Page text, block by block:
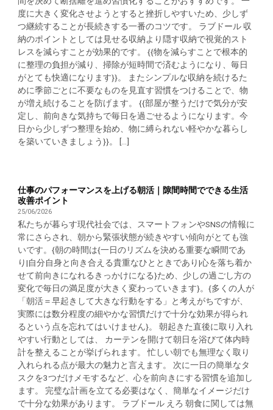
度に大きく変化させようとすると挫折しやすいため、少しず
つ継続することが長続きする一番のコツです。 ラブドール 収
納のポイントとしては見せる収納より隠す収納で視覚的スト
レスを減らすことが効果的です。 {{物を減らすことで根本的
に整理の負担が減り、掃除が短時間で済むようになり、毎日
がとても快適になります}}。 またシンプルな収納を続けるた
めに季節ごとに不要なものを見直す習慣をつけることで、物
が増え続けることを防げます。 {{部屋が整うだけで気分が安
定し、前向きな気持ちで毎日を過ごせるようになります。今
日から少しずつ整理を始め、物に縛られない軽やかな暮らし
を築いていきましょう}}。 [...]
仕事のパフォーマンスを上げる朝活｜隙間時間でできる生活
改善ポイント
25/06/2026
私たちが暮らす現代社会では、スマートフォンやSNSの情報に
常にさらされ、朝から緊張状態が続きやすい傾向がとても強
いです。{朝の時間は{一日のリズムを決める重要な瞬間であ
り|自分自身と向き合える貴重なひとときであり|心を落ち着か
せて前向きになれるきっかけになる}ため、少しの過ごし方の
変化で毎日の満足度が大きく変わっていきます}。{多くの人が
「朝活＝早起きして大きな行動をする」と考えがちですが、
実際には数分程度の細やかな習慣だけで十分な効果が得られ
るという点を忘れてはいけません}。 朝起きた直後に取り入れ
やすい行動としては、 カーテンを開けて朝日を浴びて体内時
計を整えることが挙げられます。 忙しい朝でも無理なく取り
入れられる点が最大の魅力と言えます。 次に一日の簡単なタ
スクを3つだけメモするなど、心を前向きにする習慣を追加し
ます。 完璧な計画を立てる必要はなく、簡単なイメージだけ
で十分な効果があります。 ラブドール えろ 朝食に関しては無